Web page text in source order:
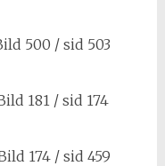
500 / sid 503
181 / sid 174
174 / sid 459